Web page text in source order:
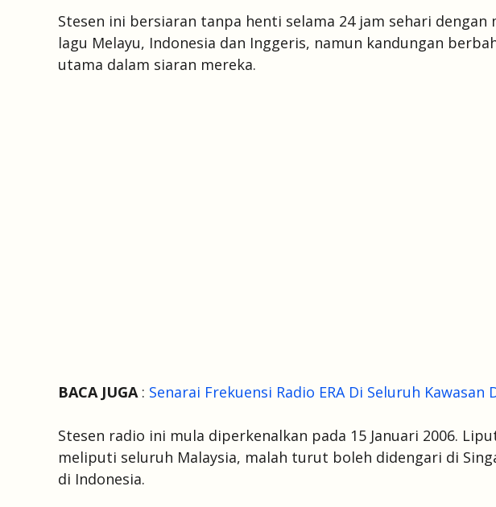
Stesen ini bersiaran tanpa henti selama 24 jam sehari dengan
lagu Melayu, Indonesia dan Inggeris, namun kandungan
utama dalam siaran mereka.
BACA JUGA: Senarai Frekuensi Radio ERA Di Seluruh Kawasan
Stesen radio ini mula diperkenalkan pada 15 Januari 2006.
meliputi seluruh Malaysia, malah turut boleh didengari di
di Indonesia.